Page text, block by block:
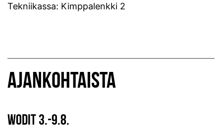
Tekniikassa: Kimppalenkki 2
AJANKOHTAISTA
WODIT 3.-9.8.